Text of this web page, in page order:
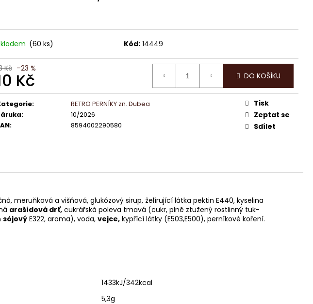
(60 ks) Kód: 14449
Kč –23 %
Kč DO KOŠÍKU
:
RETRO PERNÍKY zn. Dubea
:
10/2026
: 8594002290580
Tisk
Zeptat se
Sdílet
meruňková a višňová, glukózový sirup, želírující látka pektin E440, kyselina
arašídová drť, cukrářská poleva tmavá (cukr, plně ztužený rostlinný tuk-
sójový E322, aroma), voda, vejce, kypřící látky (E503,E500), perníkové koření.
1433kJ/342kcal
5,3g
LINDOR PRALINKY HOŘKÁ ČOKOLÁDA